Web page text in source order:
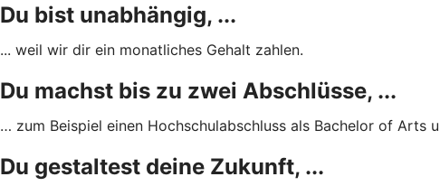
Du bist unabhängig, ...
... weil wir dir ein monatliches Gehalt zahlen.
Du machst bis zu zwei Abschlüsse, ...
… zum Beispiel einen Hochschulabschluss als Bachelor of Arts
Du gestaltest deine Zukunft, ...